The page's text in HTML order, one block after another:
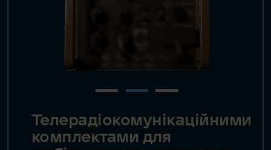
Телерадіокомунікаційними
комплектами для